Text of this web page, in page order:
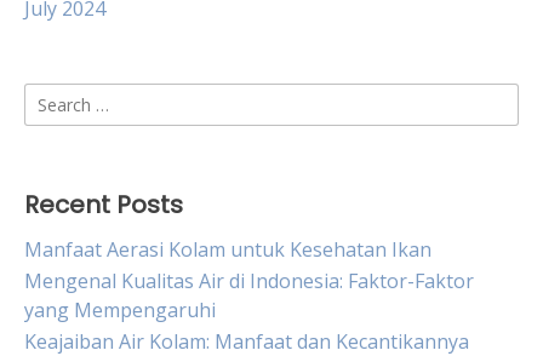
July 2024
Search
for:
Recent Posts
Manfaat Aerasi Kolam untuk Kesehatan Ikan
Mengenal Kualitas Air di Indonesia: Faktor-Faktor
yang Mempengaruhi
Keajaiban Air Kolam: Manfaat dan Kecantikannya